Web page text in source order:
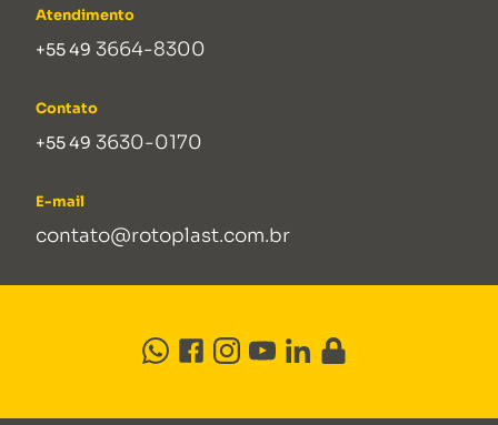
Atendimento
+55 49 3664-8300
Contato
+55 49 3630-0170
E-mail
contato@rotoplast.com.br